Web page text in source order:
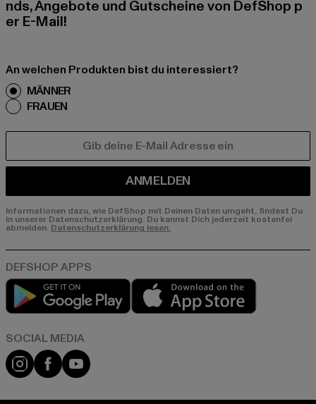
nds, Angebote und Gutscheine von DefShop p
er E-Mail!
An welchen Produkten bist du interessiert?
MÄNNER
FRAUEN
ANMELDEN
Informationen dazu, wie DefShop mit Deinen Daten umgeht, findest Du
in unserer Datenschutzerklärung. Du kannst Dich jederzeit kostenfei
abmelden. Datenschutzerklärung lesen.
Play market
Instagram
FacebookYouTube